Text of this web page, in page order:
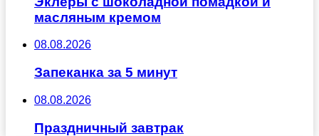
масляным кремом
08.08.2026
Запеканка за 5 минут
08.08.2026
Праздничный завтрак